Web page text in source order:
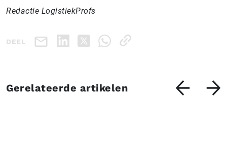
Redactie LogistiekProfs
DEEL
Gerelateerde artikelen